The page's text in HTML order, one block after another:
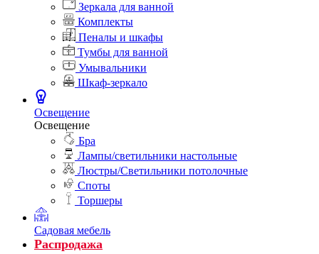
Зеркала для ванной
Комплекты
Пеналы и шкафы
Тумбы для ванной
Умывальники
Шкаф-зеркало
Освещение
Освещение
Бра
Лампы/светильники настольные
Люстры/Светильники потолочные
Споты
Торшеры
Садовая мебель
Распродажа